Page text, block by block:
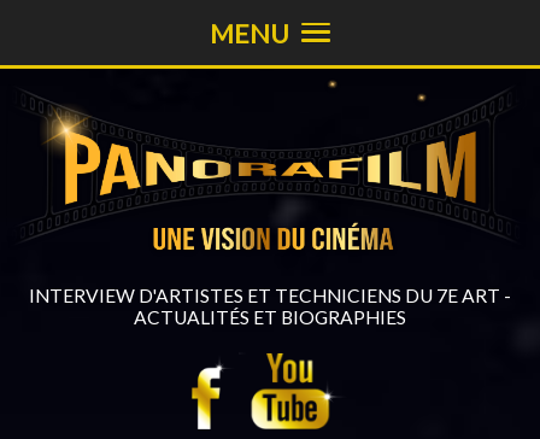
INTERVIEW D'ARTISTES ET TECHNICIENS DU 7E ART -
ACTUALITÉS ET BIOGRAPHIES
MENU